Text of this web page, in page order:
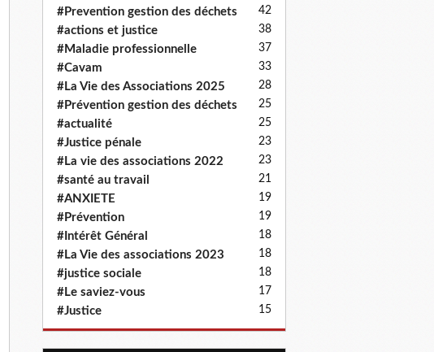
#Prevention gestion des déchets 42
#actions et justice 38
#Maladie professionnelle 37
#Cavam 33
#La Vie des Associations 2025 28
#Prévention gestion des déchets 25
#actualité 25
#Justice pénale 23
#La vie des associations 2022 23
#santé au travail 21
#ANXIETE 19
#Prévention 19
#Intérêt Général 18
#La Vie des associations 2023 18
#justice sociale 18
#Le saviez-vous 17
#Justice 15